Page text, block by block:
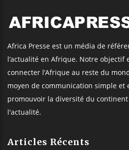
Africa Presse est un média de
l’actualité en Afrique. Notre objectif
connecter l’Afrique au reste du
moyen de communication simple et
promouvoir la diversité du
l'actualité.
Articles Récents